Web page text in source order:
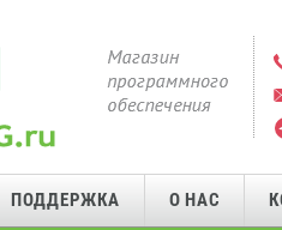
ПОДДЕРЖКА О НАС